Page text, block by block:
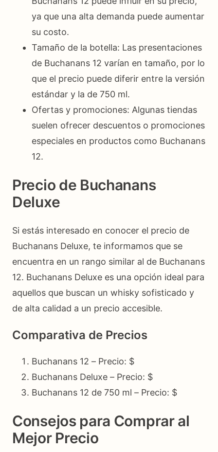
ya que una alta demanda puede aumentar
su costo.
Tamaño de la botella: Las presentaciones
de Buchanans 12 varían en tamaño, por lo
que el precio puede diferir entre la versión
estándar y la de 750 ml.
Ofertas y promociones: Algunas tiendas
suelen ofrecer descuentos o promociones
especiales en productos como Buchanans
12.
Precio de Buchanans
Deluxe
Si estás interesado en conocer el precio de
Buchanans Deluxe, te informamos que se
encuentra en un rango similar al de Buchanans
12. Buchanans Deluxe es una opción ideal para
aquellos que buscan un whisky sofisticado y
de alta calidad a un precio accesible.
Comparativa de Precios
Buchanans 12 – Precio: $
Buchanans Deluxe – Precio: $
Buchanans 12 de 750 ml – Precio: $
Consejos para Comprar al
Mejor Precio